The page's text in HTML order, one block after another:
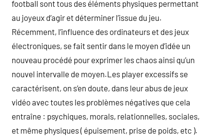
football sont tous des éléments physiques permettant
au joyeux d’agir et déterminer l’issue du jeu.
Récemment, l’influence des ordinateurs et des jeux
électroniques, se fait sentir dans le moyen d’idée un
nouveau procédé pour exprimer les chaos ainsi qu’un
nouvel intervalle de moyen.Les player excessifs se
caractérisent, on s’en doute, dans leur abus de jeux
vidéo avec toutes les problèmes négatives que cela
entraîne : psychiques, morals, relationnelles, sociales,
et même physiques ( épuisement, prise de poids, etc ).